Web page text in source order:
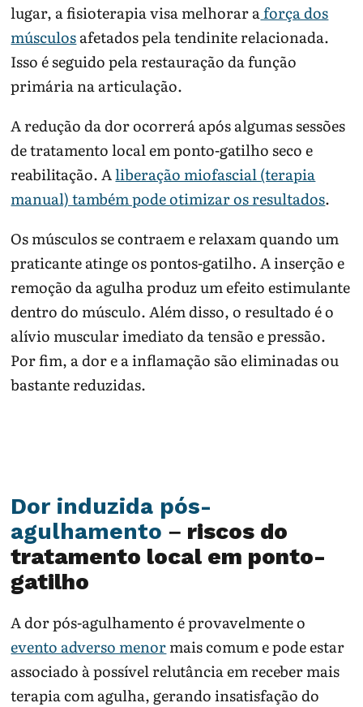
lugar, a fisioterapia visa melhorar aforça dos
músculosafetados pela tendinite relacionada.
Isso é seguido pela restauração da função
primária na articulação.
A redução da dor ocorrerá após algumas sessões
de tratamento local em ponto-gatilho seco e
reabilitação. Aliberação miofascial (terapia
manual) também pode otimizar os resultados.
Os músculos se contraem e relaxam quando um
praticante atinge os pontos-gatilho. A inserção e
remoção da agulha produz um efeito estimulante
dentro do músculo. Além disso, o resultado é o
alívio muscular imediato da tensão e pressão.
Por fim, a dor e a inflamação são eliminadas ou
bastante reduzidas.
Dor induzida pós-
agulhamento– riscos do
tratamento local em ponto-
gatilho
A dor pós-agulhamento é provavelmente o
evento adverso menormais comum e pode estar
associado à possível relutância em receber mais
terapia com agulha, gerando insatisfação do